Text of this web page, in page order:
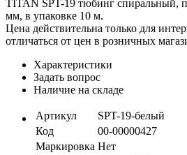
TITAN SPT-19 тюбинг спиральный,
мм, в упаковке 10 м.
Цена действительна только для
отличаться от цен в розничных
Характеристики
Задать вопрос
Наличие на складе
Артикул
SPT-19-белый
Код
00-00000427
Маркировка Нет